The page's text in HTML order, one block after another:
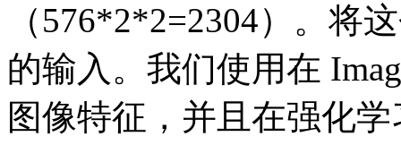
（576*2*2=2304）。将
的输入。我们使用在
图像特征，并且在强化